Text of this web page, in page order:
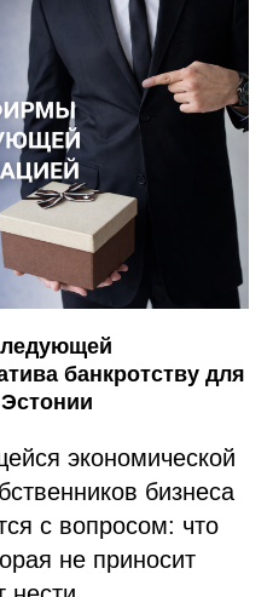
банкротству для
экономической
бизнеса
с вопросом: что
не приносит